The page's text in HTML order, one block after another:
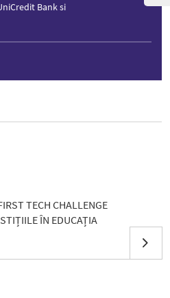
Bank si
TECH CHALLENGE
ÎN EDUCAȚIA